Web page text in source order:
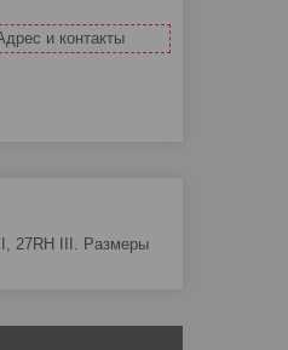
и контакты
27RH III. Размеры